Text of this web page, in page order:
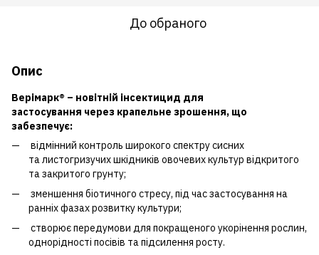
До обраного
Опис
Верімарк® – новітній інсектицид для
застосування через крапельне зрошення, що
забезпечує:
відмінний контроль широкого спектру сисних
та листогризучих шкідників овочевих культур відкритого
та закритого грунту;
зменшення біотичного стресу, під час застосування на
ранніх фазах розвитку культури;
створює передумови для покращеного укорінення рослин,
однорідності посівів та підсилення росту.